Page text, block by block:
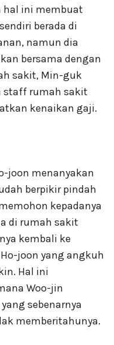
hal ini membuat
berada di
namun dia
bersama dengan
sakit, Min-guk
staff rumah sakit
kenaikan gaji.
joon menanyakan
berpikir pindah
kepadanya
di rumah sakit
kembali ke
joon yang angkuh
Hal ini
Woo-jin
sebenarnya
memberitahunya.